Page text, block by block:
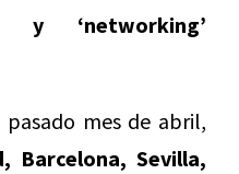
y ‘networking’
pasado mes de abril,
Barcelona, Sevilla,